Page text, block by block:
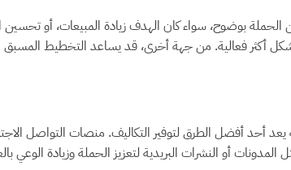
بوضوح، سواء كان الهدف زيادة المبيعات، أو تحسين
أكثر فعالية. من جهة أخرى، قد يساعد التخطيط المسبق
يعد أحد أفضل الطرق لتوفير التكاليف. منصات التواصل
أو النشرات البريدية لتعزيز الحملة وزيادة